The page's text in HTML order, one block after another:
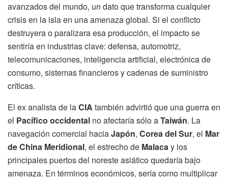
avanzados del mundo, un dato que transforma cualquier
crisis en la isla en una amenaza global. Si el conflicto
destruyera o paralizara esa producción, el impacto se
sentiría en industrias clave: defensa, automotriz,
telecomunicaciones, inteligencia artificial, electrónica de
consumo, sistemas financieros y cadenas de suministro
críticas.
El ex analista de laCIA también advirtió que una guerra en
el Pacífico occidental no afectaría sólo aTaiwán. La
navegación comercial haciaJapón, Corea del Sur, el Mar
de China Meridional, el estrecho de Malacay los
principales puertos del noreste asiático quedaría bajo
amenaza. En términos económicos, sería como multiplicar